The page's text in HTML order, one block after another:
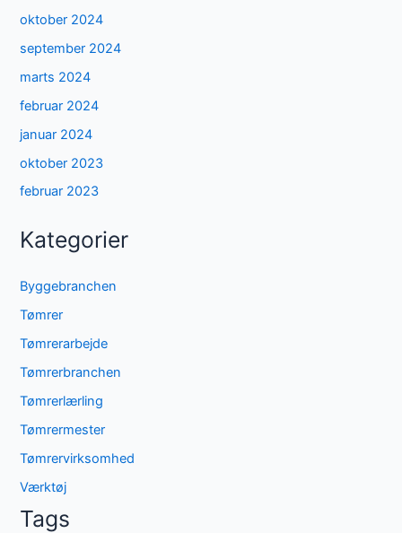
oktober 2024
september 2024
marts 2024
februar 2024
januar 2024
oktober 2023
februar 2023
Kategorier
Byggebranchen
Tømrer
Tømrerarbejde
Tømrerbranchen
Tømrerlærling
Tømrermester
Tømrervirksomhed
Værktøj
Tags